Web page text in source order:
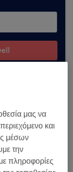
μας να
και
μέσων
την
πληροφορίες